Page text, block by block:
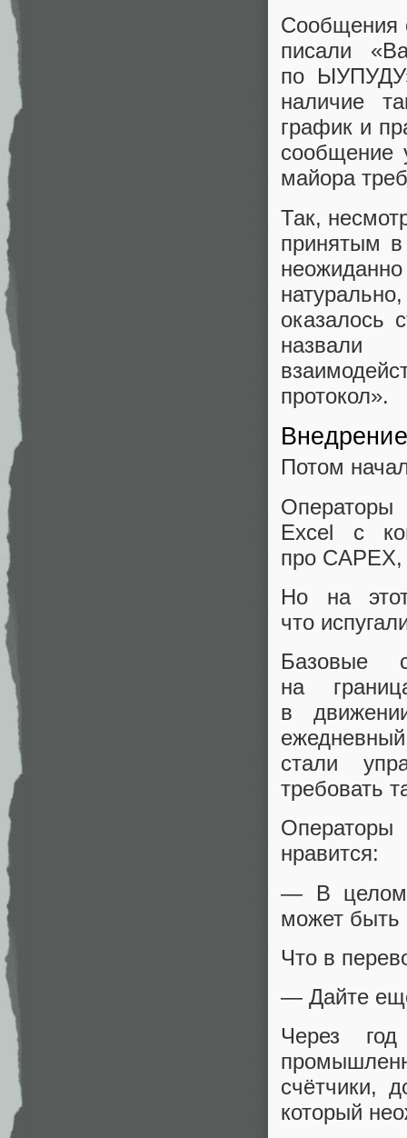
Сообщения
писали
по
наличие
график и
сообщение
майора
Так,
принятым
оказалось
назвали
протокол».
Внедрение
Потом
Операторы
Excel с
про CAPEX,
Но на
что
Базовые
на
в
стали
требовать
нравится:
— В целом,
может быть
Что в
— Дайте
Через
счётчики,
который